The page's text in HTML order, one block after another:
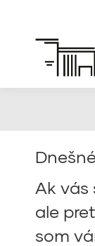
Ak vás
ale
som